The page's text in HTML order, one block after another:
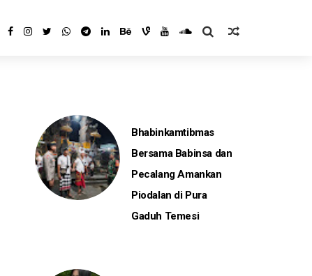
Bhabinkamtibmas
Bersama Babinsa dan
Pecalang Amankan
Piodalan di Pura
Gaduh Temesi